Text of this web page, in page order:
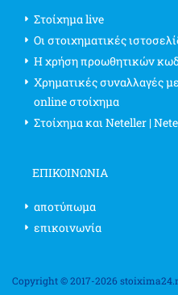
Στοίχημα live
Οι στοιχηματικές
Η χρήση προωθητικών
Χρηματικές συναλλαγές
online στοίχημα
Στοίχημα και Neteller |
ΕΠΙΚΟΙΝΩΝΊΑ
αποτύπωμα
επικοινωνία
Copyright © 2017-2026